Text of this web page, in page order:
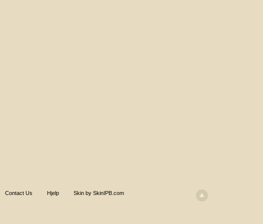
Contact Us Hjelp Skin by SkinIPB.com